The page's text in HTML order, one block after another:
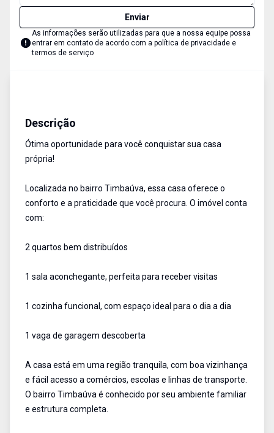
Enviar
As informações serão utilizadas para que a nossa equipe possa
entrar em contato de acordo com a política de privacidade e
termos de serviço
Descrição
Ótima oportunidade para você conquistar sua casa
própria!
Localizada no bairro Timbaúva, essa casa oferece o
conforto e a praticidade que você procura. O imóvel conta
com:
2 quartos bem distribuídos
1 sala aconchegante, perfeita para receber visitas
1 cozinha funcional, com espaço ideal para o dia a dia
1 vaga de garagem descoberta
A casa está em uma região tranquila, com boa vizinhança
e fácil acesso a comércios, escolas e linhas de transporte.
O bairro Timbaúva é conhecido por seu ambiente familiar
e estrutura completa.